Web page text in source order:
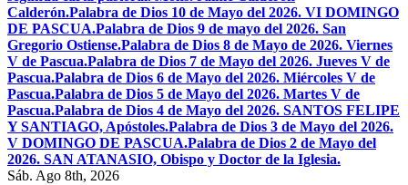
Calderón.Palabra de Dios 10 de Mayo del 2026. VI DOMINGO
DE PASCUA.Palabra de Dios 9 de mayo del 2026. San
Gregorio Ostiense.Palabra de Dios 8 de Mayo de 2026. Viernes
V de Pascua.Palabra de Dios 7 de Mayo del 2026. Jueves V de
Pascua.Palabra de Dios 6 de Mayo del 2026. Miércoles V de
Pascua.Palabra de Dios 5 de Mayo del 2026. Martes V de
Pascua.Palabra de Dios 4 de Mayo del 2026. SANTOS FELIPE
Y SANTIAGO, Apóstoles.Palabra de Dios 3 de Mayo del 2026.
V DOMINGO DE PASCUA.Palabra de Dios 2 de Mayo del
2026. SAN ATANASIO, Obispo y Doctor de la Iglesia.
Sáb. Ago 8th, 2026